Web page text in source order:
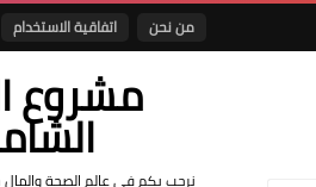
من نحن اتفاقية الاستخدام
مشروع